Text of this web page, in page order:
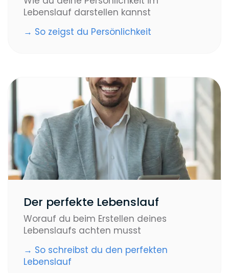
Lebenslauf darstellen kannst
→ So zeigst du Persönlichkeit
Der perfekte Lebenslauf
Worauf du beim Erstellen deines
Lebenslaufs achten musst
→ So schreibst du den perfekten
Lebenslauf